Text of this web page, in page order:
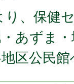
り、保健
あずま
区公民